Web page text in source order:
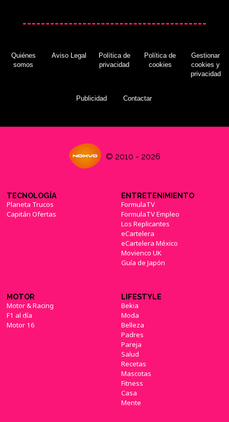
Quiénes
somos
Aviso Legal
Política de
privacidad
Política de
cookies
Gestionar
cookies y
privacidad
Publicidad Contactar
© 2010 - 2026
TECNOLOGÍA
Planeta Trucos
Capitán Ofertas
ENTRETENIMIENTO
FormulaTV
FormulaTV Empleo
Los Replicantes
eCartelera
eCartelera México
Movienco UK
Guía de Japón
MOTOR
Motor & Racing
F1 al día
Motor 16
LIFESTYLE
Bekia
Moda
Belleza
Padres
Pareja
Salud
Recetas
Mascotas
Fitness
Casa
Mente